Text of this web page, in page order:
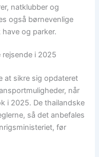
natklubber og
også børnevenlige
og parker.
i 2025
at sikre sig opdateret
når
i 2025. De thailandske
så det anbefales
før